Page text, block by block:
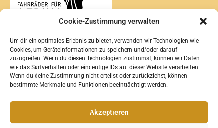
Cookie-Zustimmung verwalten
Um dir ein optimales Erlebnis zu bieten, verwenden wir Technologien wie
Cookies, um Geräteinformationen zu speichern und/oder darauf
zuzugreifen. Wenn du diesen Technologien zustimmst, können wir Daten
wie das Surfverhalten oder eindeutige IDs auf dieser Website verarbeiten.
Wenn du deine Zustimmung nicht erteilst oder zurückziehst, können
bestimmte Merkmale und Funktionen beeinträchtigt werden.
Akzeptieren